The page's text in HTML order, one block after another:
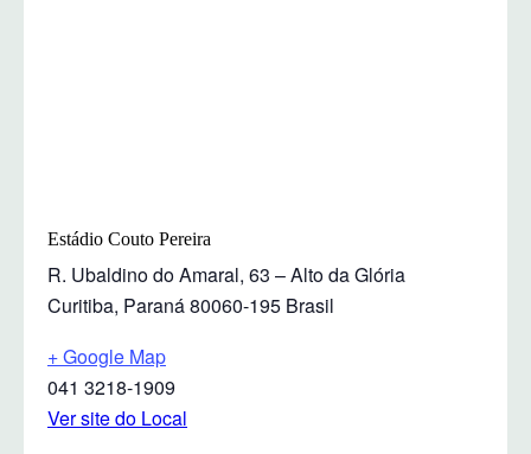
Estádio Couto Pereira
R. Ubaldino do Amaral, 63 – Alto da Glória
Curitiba, Paraná80060-195 Brasil
+ Google Map
041 3218-1909
Ver site do Local